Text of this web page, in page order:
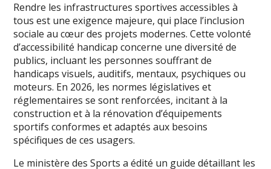
Rendre les infrastructures sportives accessibles à
tous est une exigence majeure, qui place l’inclusion
sociale au cœur des projets modernes. Cette volonté
d’accessibilité handicap concerne une diversité de
publics, incluant les personnes souffrant de
handicaps visuels, auditifs, mentaux, psychiques ou
moteurs. En 2026, les normes législatives et
réglementaires se sont renforcées, incitant à la
construction et à la rénovation d’équipements
sportifs conformes et adaptés aux besoins
spécifiques de ces usagers.
Le ministère des Sports a édité un guide détaillant les